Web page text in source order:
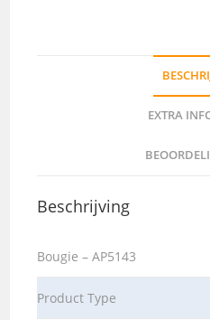
EXTRA
Beschrijving
Bougie – AP5143
Product Type